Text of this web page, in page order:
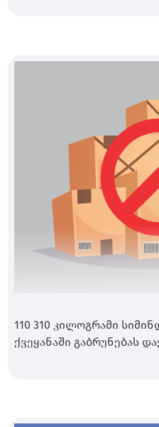
110 310 კილოგრამი
ქვეყანაში გაბრუნებას